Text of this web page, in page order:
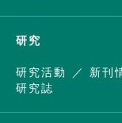
研究
研究活動 新刊
研究誌